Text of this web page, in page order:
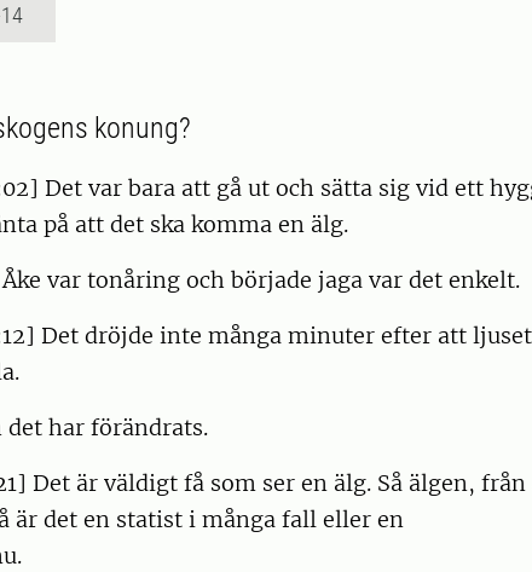
konung?
Det var bara att gå ut och sätta sig vid ett
på att det ska komma en älg.
var tonåring och började jaga var det enkelt.
Det dröjde inte många minuter efter att
det har förändrats.
Det är väldigt få som ser en älg. Så älgen,
är det en statist i många fall eller en